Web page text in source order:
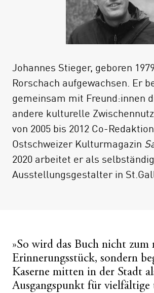
Elisabeth Joris, Jonas
Marti, Paul Rechsteiner, Usama
Shahmani, Nina Schläfli,
Wetli, Andreas Wydler
Johannes Stieger, geboren
Rorschach aufgewachsen. Er
gemeinsam mit Freund:innen
andere kulturelle
von 2005 bis 2012 Co-
Ostschweizer Kulturmagazin
2020 arbeitet er als
Ausstellungsgestalter in
»So wird das Buch nicht zum
Erinnerungsstück, sondern
Kaserne mitten in der Stadt
Ausgangspunkt für vielfältige